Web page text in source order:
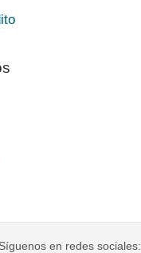
Síguenos en redes sociales: